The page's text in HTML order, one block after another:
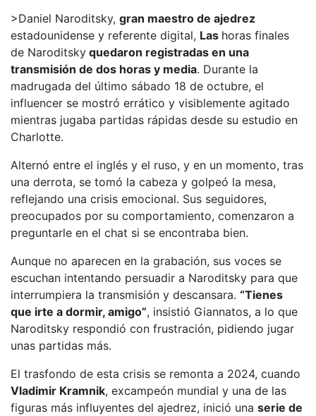
>Daniel Naroditsky, gran maestro de ajedrez
estadounidense y referente digital, Las horas finales
de Naroditsky quedaron registradas en una
transmisión de dos horas y media. Durante la
madrugada del último sábado 18 de octubre, el
influencer se mostró errático y visiblemente agitado
mientras jugaba partidas rápidas desde su estudio en
Charlotte.
Alternó entre el inglés y el ruso, y en un momento, tras
una derrota, se tomó la cabeza y golpeó la mesa,
reflejando una crisis emocional. Sus seguidores,
preocupados por su comportamiento, comenzaron a
preguntarle en el chat si se encontraba bien.
Aunque no aparecen en la grabación, sus voces se
escuchan intentando persuadir a Naroditsky para que
interrumpiera la transmisión y descansara. “Tienes
que irte a dormir, amigo”, insistió Giannatos, a lo que
Naroditsky respondió con frustración, pidiendo jugar
unas partidas más.
El trasfondo de esta crisis se remonta a 2024, cuando
Vladimir Kramnik, excampeón mundial y una de las
figuras más influyentes del ajedrez, inició una serie de